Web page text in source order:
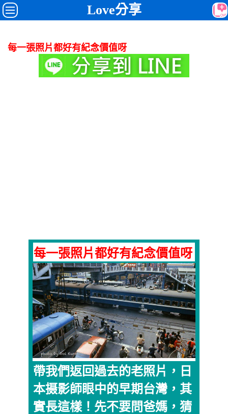
Love分享
每一張照片都好有紀念價值呀
每一張照片都好有紀念價值呀
帶我們返回過去的老照片，日
本摄影師眼中的早期台灣，其
實長這樣！先不要問爸媽，猜